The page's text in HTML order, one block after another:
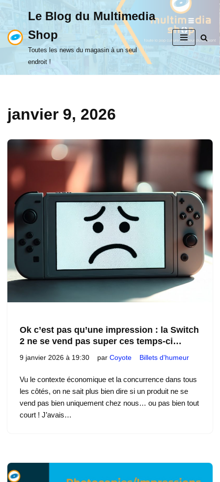
au
contenu
Le Blog du Multimedia
Shop
Toutes les news du magasin à un seul
endroit !
janvier 9, 2026
Ok c’est pas qu’une impression : la Switch
2 ne se vend pas super ces temps-ci…
9 janvier 2026 à 19:30 par Coyote Billets d'humeur
Vu le contexte économique et la concurrence dans tous
les côtés, on ne sait plus bien dire si un produit ne se
vend pas bien uniquement chez nous… ou pas bien tout
court ! J’avais…